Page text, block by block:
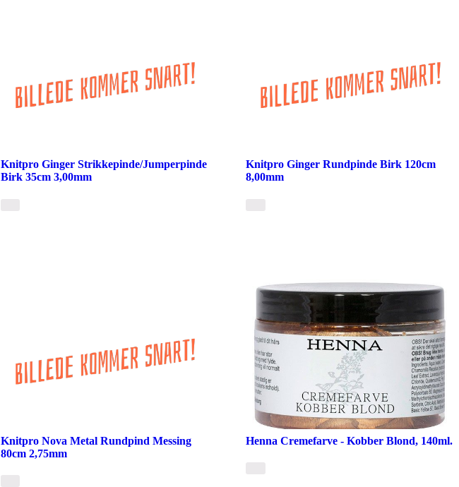
Knitpro Ginger Strikkepinde/Jumperpinde
Birk 35cm 3,00mm
Knitpro Ginger Rundpinde Birk 120cm
8,00mm
Knitpro Nova Metal Rundpind Messing
80cm 2,75mm
Henna Cremefarve - Kobber Blond, 140ml.